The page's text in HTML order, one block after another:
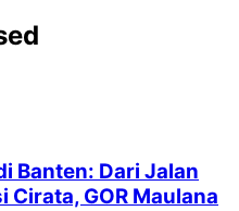
Banten: Dari Jalan
GOR Maulana